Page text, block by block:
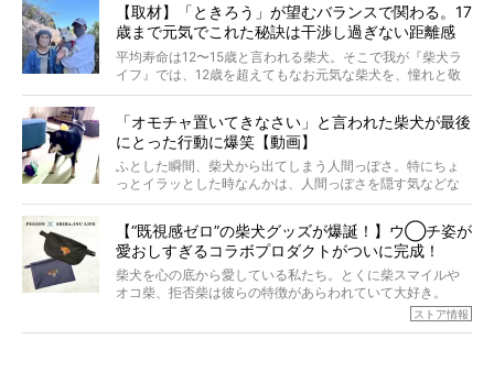
【取材】「ときろう」が望むバランスで関わる。17
歳まで元気でこれた秘訣は干渉し過ぎない距離感
#38ときろう
平均寿命は12〜15歳と言われる柴犬。そこで我が『柴犬ラ
イフ』では、12歳を超えてもなお元気な柴犬を、憧れと敬
意を込めて“レジェンド柴”と呼んでいます。 この特集で
ォーカスし、その元気の秘訣や、老犬と暮らすうえで大切
だと思うことを、オーナーさんに語っていただきます。今
回登場してくれたのは、17歳のときろうくん。小さい頃か
ら食が細かったため、何でも食べさせてきたということで
「オモチャ置いてきなさい」と言われた柴犬が最後
にとった行動に爆笑【動画】
ふとした瞬間、柴犬から出てしまう人間っぽさ。特にちょ
っとイラッとした時なんかは、人間っぽさを隠す気などな
いように見えます。もしかして本当の本当は、中身は人間
【“既視感ゼロ”の柴犬グッズが爆誕！】ウ◯チ姿が
愛おしすぎるコラボプロダクトがついに完成！
柴犬を心の底から愛している私たち。とくに柴スマイルや
オコ柴、拒否柴は彼らの特徴があらわれていて大好き。
でもちょっと待て…もうひとつ、忘れてはならない愛おしい
シーンがあったぞ。それは、背中を丸めて“ウンチなう”の姿
ストア情報